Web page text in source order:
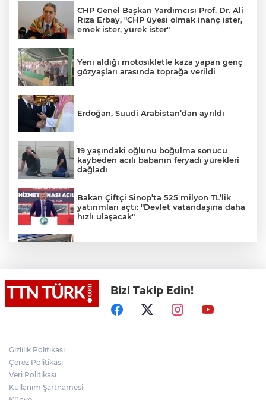
CHP Genel Başkan Yardımcısı Prof. Dr. Ali
Rıza Erbay, "CHP üyesi olmak inanç ister,
emek ister, yürek ister"
Yeni aldığı motosikletle kaza yapan genç
gözyaşları arasında toprağa verildi
Erdoğan, Suudi Arabistan’dan ayrıldı
19 yaşındaki oğlunu boğulma sonucu
kaybeden acılı babanın feryadı yürekleri
dağladı
Bakan Çiftçi Sinop’ta 525 milyon TL’lik
yatırımları açtı: "Devlet vatandaşına daha
hızlı ulaşacak"
Bakan Tekin üniversite adaylarıyla
tecrübe paylaştı
sonra kaçan hırsıza, temizlik
Bizi Takip Edin!
Gizlilik Politikası
Çerez Politikası
Veri Politikası
Kullanım Şartnamesi